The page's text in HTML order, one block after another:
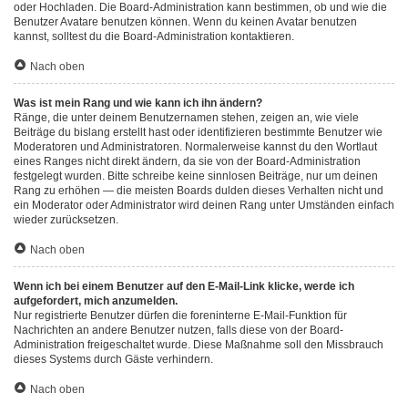
oder Hochladen. Die Board-Administration kann bestimmen, ob und wie die
Benutzer Avatare benutzen können. Wenn du keinen Avatar benutzen
kannst, solltest du die Board-Administration kontaktieren.
Nach oben
Was ist mein Rang und wie kann ich ihn ändern?
Ränge, die unter deinem Benutzernamen stehen, zeigen an, wie viele
Beiträge du bislang erstellt hast oder identifizieren bestimmte Benutzer wie
Moderatoren und Administratoren. Normalerweise kannst du den Wortlaut
eines Ranges nicht direkt ändern, da sie von der Board-Administration
festgelegt wurden. Bitte schreibe keine sinnlosen Beiträge, nur um deinen
Rang zu erhöhen — die meisten Boards dulden dieses Verhalten nicht und
ein Moderator oder Administrator wird deinen Rang unter Umständen einfach
wieder zurücksetzen.
Nach oben
Wenn ich bei einem Benutzer auf den E-Mail-Link klicke, werde ich
aufgefordert, mich anzumelden.
Nur registrierte Benutzer dürfen die foreninterne E-Mail-Funktion für
Nachrichten an andere Benutzer nutzen, falls diese von der Board-
Administration freigeschaltet wurde. Diese Maßnahme soll den Missbrauch
dieses Systems durch Gäste verhindern.
Nach oben